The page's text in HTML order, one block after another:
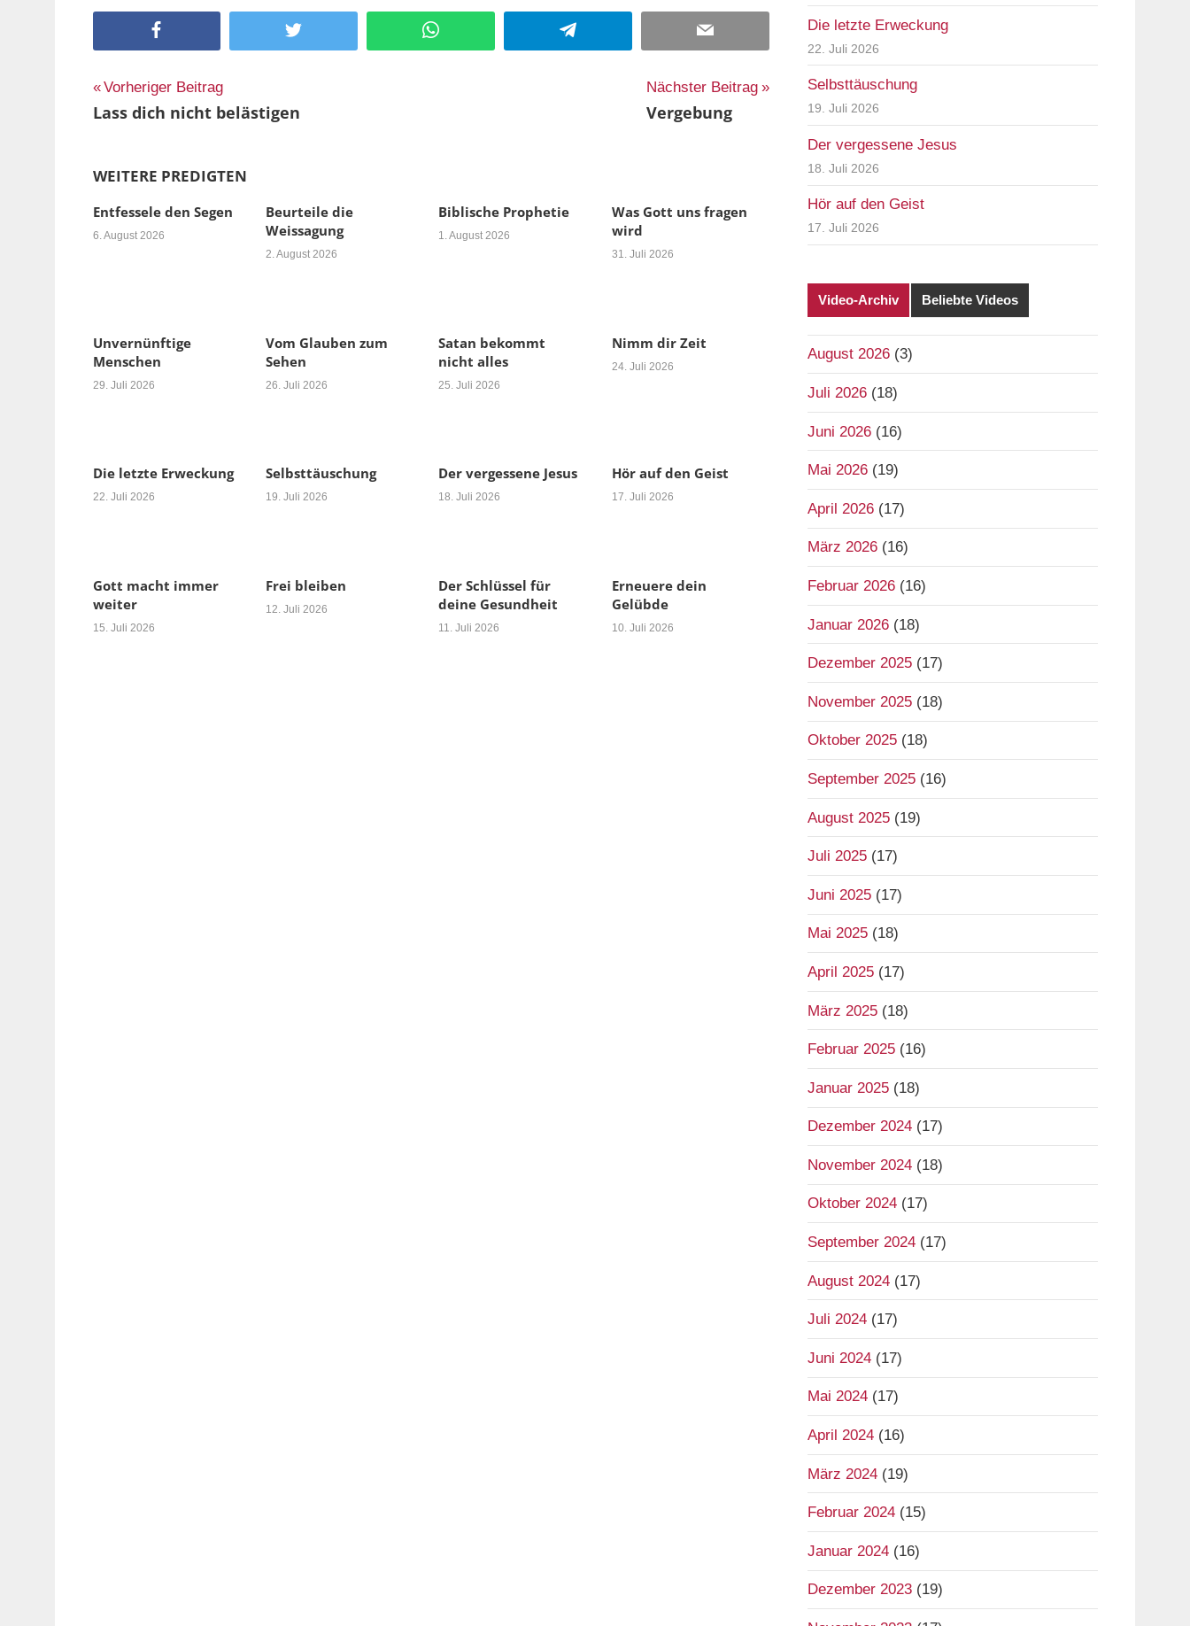
Twitter WhatsApp Telegram Email
Beitragsnavigation
Vorheriger Beitrag
Lass dich nicht belästigen
Nächster Beitrag
Vergebung
WEITERE PREDIGTEN
Entfessele den Segen
6. August 2026
Beurteile die
Weissagung
2. August 2026
Biblische Prophetie
1. August 2026
Was Gott uns fragen
wird
31. Juli 2026
Unvernünftige
Menschen
29. Juli 2026
Vom Glauben zum
Sehen
26. Juli 2026
Satan bekommt
nicht alles
25. Juli 2026
Nimm dir Zeit
24. Juli 2026
Die letzte Erweckung
22. Juli 2026
Selbsttäuschung
19. Juli 2026
Der vergessene Jesus
18. Juli 2026
Hör auf den Geist
17. Juli 2026
Gott macht immer
weiter
15. Juli 2026
Frei bleiben
12. Juli 2026
Der Schlüssel für
deine Gesundheit
11. Juli 2026
Erneuere dein
Gelübde
10. Juli 2026
Die letzte Erweckung
22. Juli 2026
Selbsttäuschung
19. Juli 2026
Der vergessene Jesus
18. Juli 2026
Hör auf den Geist
17. Juli 2026
Video-Archiv Beliebte Videos
August 2026(3)
Juli 2026(18)
Juni 2026(16)
Mai 2026(19)
April 2026(17)
März 2026(16)
Februar 2026(16)
Januar 2026(18)
Dezember 2025(17)
November 2025(18)
Oktober 2025(18)
September 2025(16)
August 2025(19)
Juli 2025(17)
Juni 2025(17)
Mai 2025(18)
April 2025(17)
März 2025(18)
Februar 2025(16)
Januar 2025(18)
Dezember 2024(17)
November 2024(18)
Oktober 2024(17)
September 2024(17)
August 2024(17)
Juli 2024(17)
Juni 2024(17)
Mai 2024(17)
April 2024(16)
März 2024(19)
Februar 2024(15)
Januar 2024(16)
Dezember 2023(19)